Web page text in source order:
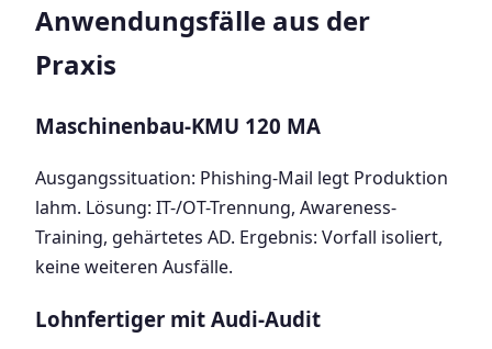
Anwendungsfälle aus der
Praxis
Maschinenbau-KMU 120 MA
Ausgangssituation: Phishing-Mail legt Produktion
lahm. Lösung: IT-/OT-Trennung, Awareness-
Training, gehärtetes AD. Ergebnis: Vorfall isoliert,
keine weiteren Ausfälle.
Lohnfertiger mit Audi-Audit